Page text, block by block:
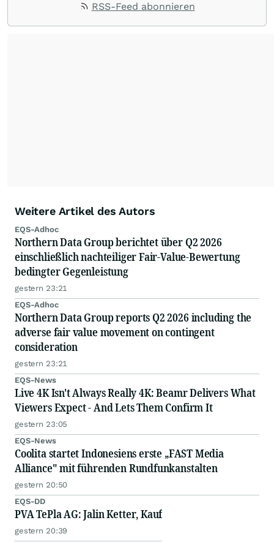
RSS-Feed abonnieren
Weitere Artikel des Autors
EQS-Adhoc
Northern Data Group berichtet über Q2 2026
einschließlich nachteiliger Fair-Value-Bewertung
bedingter Gegenleistung
gestern 23:21
EQS-Adhoc
Northern Data Group reports Q2 2026 including the
adverse fair value movement on contingent
consideration
gestern 23:21
EQS-News
Live 4K Isn't Always Really 4K: Beamr Delivers What
Viewers Expect - And Lets Them Confirm It
gestern 23:05
EQS-News
Coolita startet Indonesiens erste „FAST Media
Alliance" mit führenden Rundfunkanstalten
gestern 20:50
EQS-DD
PVA TePla AG: Jalin Ketter, Kauf
gestern 20:39